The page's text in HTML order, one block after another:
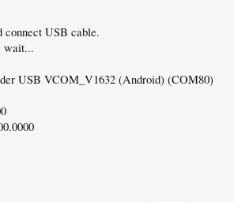
connect USB cable.
wait...
USB VCOM_V1632 (Android) (COM80)